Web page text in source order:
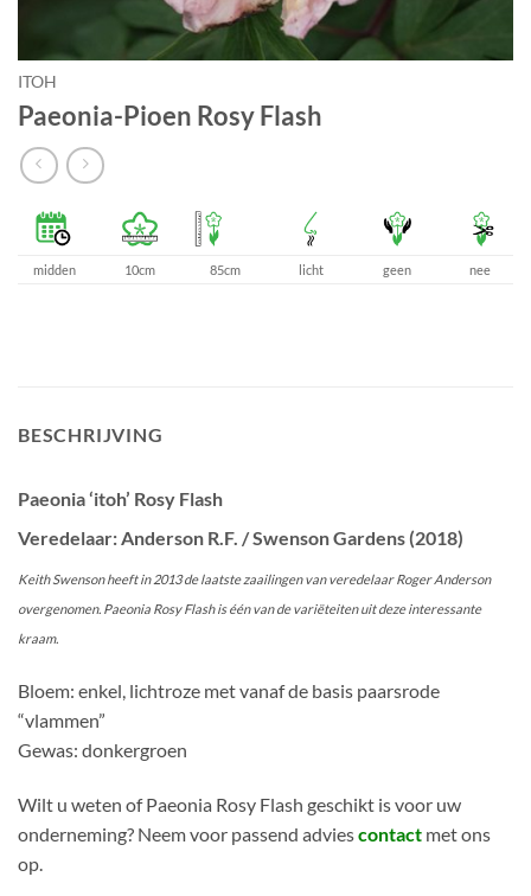
ITOH
Paeonia-Pioen Rosy Flash
midden 10cm 85cm licht geen nee
BESCHRIJVING
Paeonia ‘itoh’ Rosy Flash
Veredelaar: Anderson R.F. / Swenson Gardens (2018)
Keith Swenson heeft in 2013 de laatste zaailingen van veredelaar Roger Anderson
overgenomen. Paeonia Rosy Flash is één van de variëteiten uit deze interessante
kraam.
Bloem: enkel, lichtroze met vanaf de basis paarsrode
“vlammen”
Gewas: donkergroen
Wilt u weten of Paeonia Rosy Flash geschikt is voor uw
onderneming? Neem voor passend adviescontact met ons
op.